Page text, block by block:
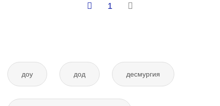
1
доу дод десмургия